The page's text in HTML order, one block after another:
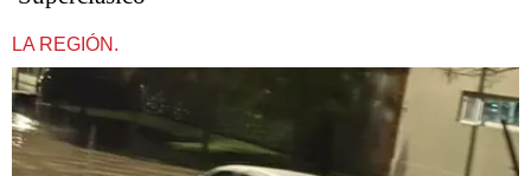
LA REGIÓN.